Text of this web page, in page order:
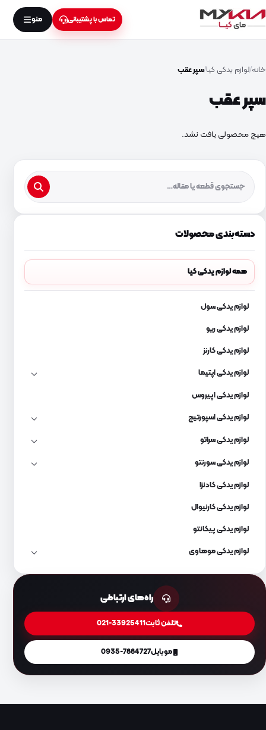
تماس با پشتیبانی منو
خانه لوازم یدکی کیا سپر عقب
سپر عقب
هیچ محصولی یافت نشد.
دسته‌بندی محصولات
همه لوازم یدکی کیا
لوازم یدکی سول
لوازم یدکی ریو
لوازم یدکی کارنز
لوازم یدکی اپتیما
لوازم یدکی اپیروس
لوازم یدکی اسپورتیج
لوازم یدکی سراتو
لوازم یدکی سورنتو
لوازم یدکی کادنزا
لوازم یدکی کارنیوال
لوازم یدکی پیکانتو
لوازم یدکی موهاوی
راه‌های ارتباطی
تلفن ثابت021-33925411
موبایل0935-7884727